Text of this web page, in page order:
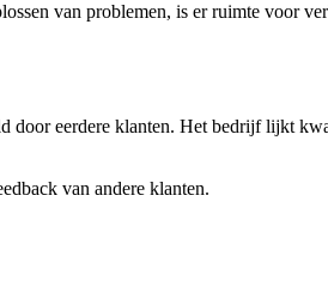
van problemen, is er ruimte voor
door eerdere klanten. Het bedrijf lijkt
van andere klanten.